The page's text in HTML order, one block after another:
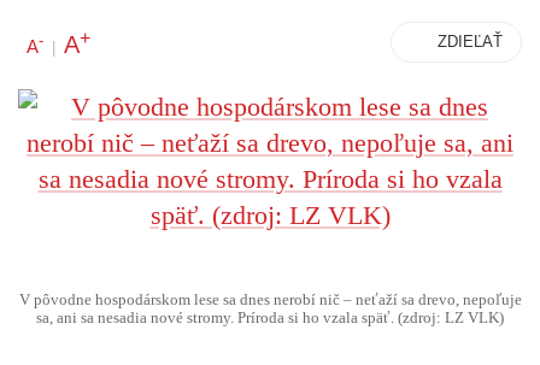
A- | A+ ZDIEĽAŤ
V pôvodne hospodárskom lese sa dnes nerobí nič – neťaží sa drevo, nepoľuje
sa, ani sa nesadia nové stromy. Príroda si ho vzala späť. (zdroj: LZ VLK)